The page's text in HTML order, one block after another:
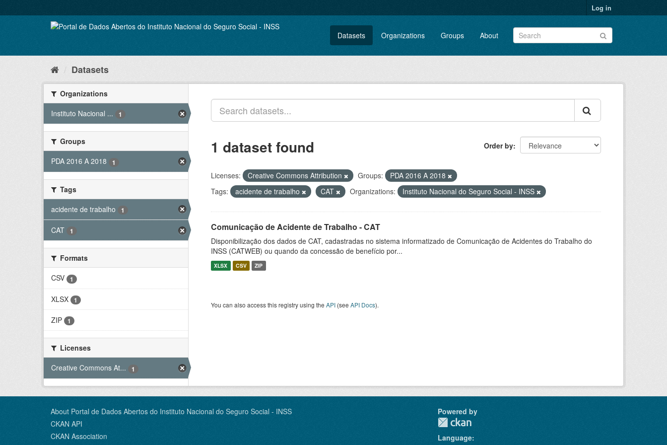
to
Log in
Datasets Organizations Groups About
Datasets
Organizations
Instituto Nacional ...
1
Groups
PDA 2016 A 2018
1
Tags
acidente de trabalho
1
CAT 1
Formats
CSV
1
XLSX 1
ZIP 1
Licenses
Creative Commons At...
1
Order by
1 dataset found
Licenses: Creative Commons Attribution Groups:
PDA 2016 A 2018
Tags:
acidente de trabalho CAT Organizations: Instituto Nacional do Seguro Social - INSS
Comunicação de Acidente de Trabalho - CAT
Disponibilização dos dados de CAT, cadastradas no sistema informatizado de Comunicação de Acidentes do Trabalho do
INSS (CATWEB) ou quando da concessão de benefício por...
XLSX CSV ZIP
You can also access this registry using the API (see API Docs).
About Portal de Dados Abertos do Instituto Nacional do Seguro Social - INSS
CKAN API
CKAN Association
Powered by
Language